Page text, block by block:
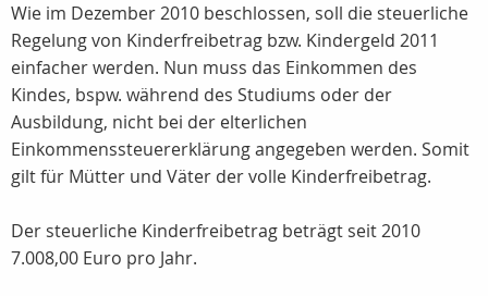
Wie im Dezember 2010 beschlossen, soll die steuerliche
Regelung von Kinderfreibetrag bzw. Kindergeld 2011
einfacher werden. Nun muss das Einkommen des
Kindes, bspw. während des Studiums oder der
Ausbildung, nicht bei der elterlichen
Einkommenssteuererklärung angegeben werden. Somit
gilt für Mütter und Väter der volle Kinderfreibetrag.
Der steuerliche Kinderfreibetrag beträgt seit 2010
7.008,00 Euro pro Jahr.